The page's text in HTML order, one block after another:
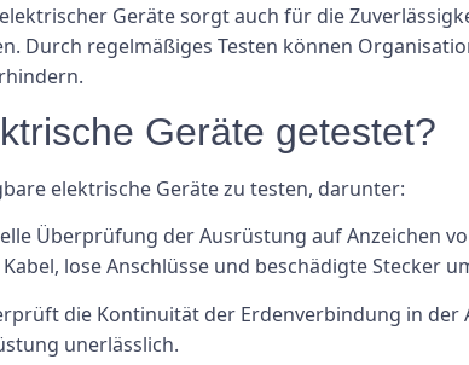
Geräte sorgt auch für die
Durch regelmäßiges Testen können
Geräte getestet?
elektrische Geräte zu testen, darunter:
Überprüfung der Ausrüstung auf Anzeichen
lose Anschlüsse und beschädigte Stecker
die Kontinuität der Erdenverbindung in
unerlässlich.